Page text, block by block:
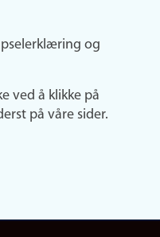
og
ved å klikke på
på våre sider.